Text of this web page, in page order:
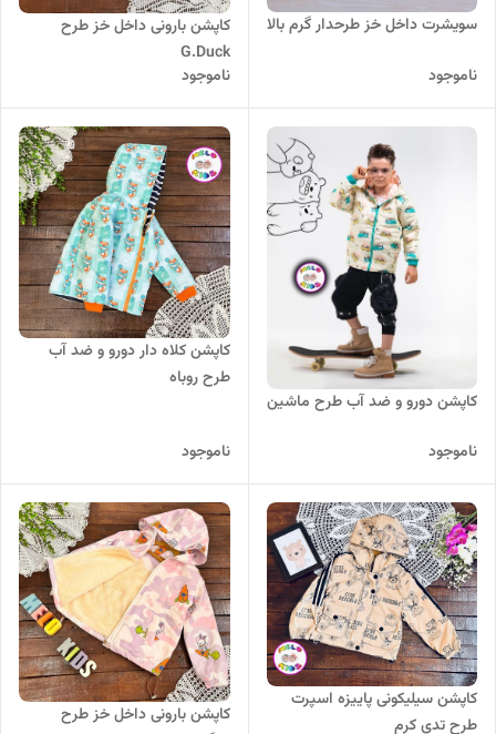
سویشرت داخل خز طرحدار گرم بالا
ناموجود
کاپشن بارونی داخل خز طرح
G.Duck
ناموجود
کاپشن دورو و ضد آب طرح ماشین
ناموجود
کاپشن کلاه دار دورو و ضد آب
طرح روباه
ناموجود
کاپشن سیلیکونی پاییزه اسپرت
طرح تدی کرم
کاپشن بارونی داخل خز طرح